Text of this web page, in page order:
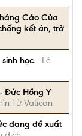
Cáo Của
kết án, trở
học.
Lê
Đức Hồng Y
Từ Vatican
đang đề xuất